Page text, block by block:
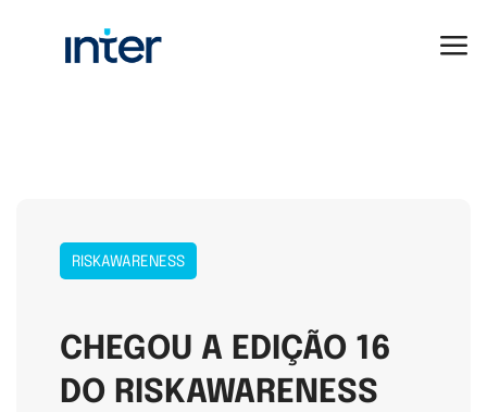
RISKAWARENESS
CHEGOU A EDIÇÃO 16
DO RISKAWARENESS